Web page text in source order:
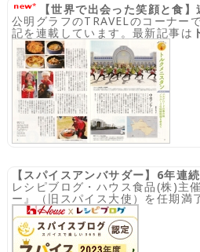
【世界で出会った笑顔と食】
公明グラフのTRAVELのコーナー
記を連載しています。最新記事は
【スパイスアンバサダー】6年連
レシピブログ・ハウス食品(株)主
ー』（旧スパイス大使）を任期満